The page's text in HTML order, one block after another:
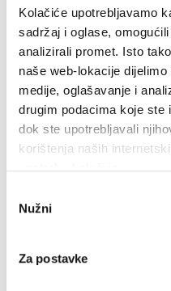
Kolačiće upotrebljavamo
sadržaj i oglase,
analizirali promet. Isto
naše web-lokacije
medije, oglašavanje i
drugim podacima koje ste
dok ste upotrebljavali
korištenja naših
pristanka
Nužni
Za postavke
Dan pobjede i
branitelja: Program